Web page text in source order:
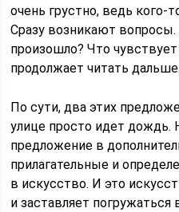
очень грустно, ведь кого-
Сразу возникают
произошло? Что
продолжает читать дальше.
По сути, два этих
улице просто идет дождь.
предложение в
прилагательные и
в искусство. И это
и заставляет погружаться